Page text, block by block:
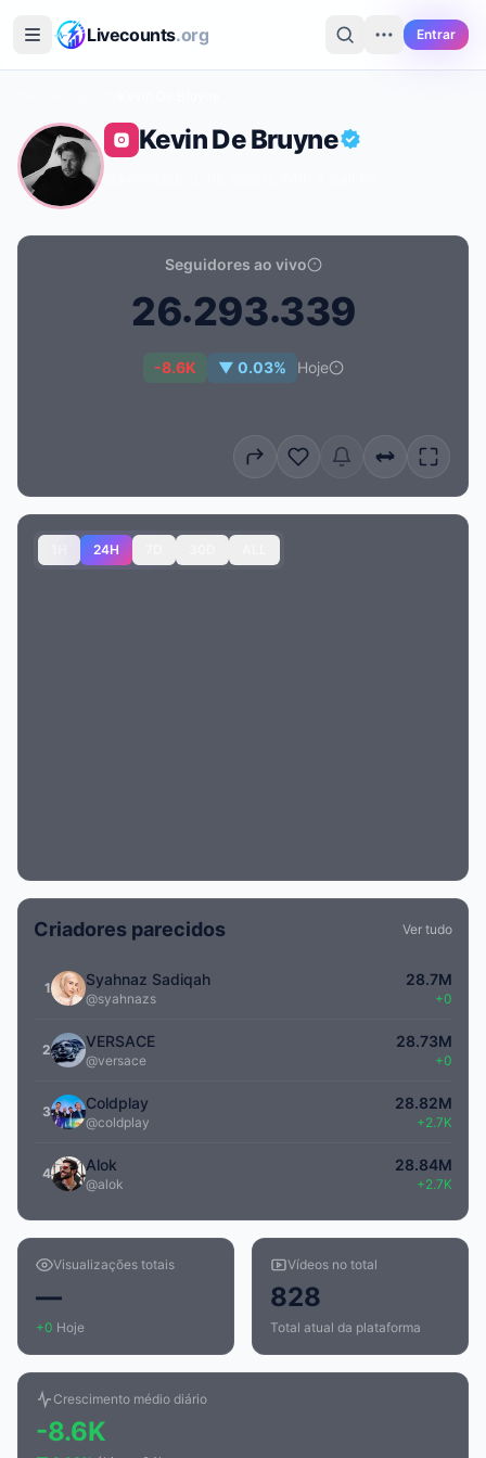
Livecounts.org Entrar
Kevin De Bruyne
Seguidores ao vivo
26.293.339
-8.6K ▼ 0.03% Hoje
24H
Criadores parecidos Ver tudo
1 Syahnaz Sadiqah
@syahnazs
28.7M
+0
2 VERSACE
@versace
28.73M
+0
3 Coldplay
@coldplay
28.82M
+2.7K
4 Alok
@alok
28.84M
+2.7K
Visualizações totais
—
+0 Hoje
Vídeos no total
828
Total atual da plataforma
Crescimento médio diário
-8.6K